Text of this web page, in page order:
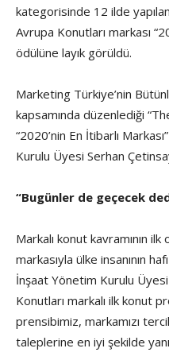
kategorisinde 12 ilde
Avrupa Konutları markası
ödülüne layık görüldü.
Marketing Türkiye’nin
kapsamında düzenlediği
“2020’nin En İtibarlı
Kurulu Üyesi Serhan
“Bugünler de geçecek
Markalı konut kavramının
markasıyla ülke insanının
İnşaat Yönetim Kurulu
Konutları markalı ilk konut
prensibimiz, markamızı
taleplerine en iyi şekilde